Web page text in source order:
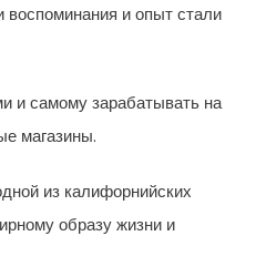
и опыт стали
и самому зарабатывать на
магазины.
из калифорнийских
образу жизни и